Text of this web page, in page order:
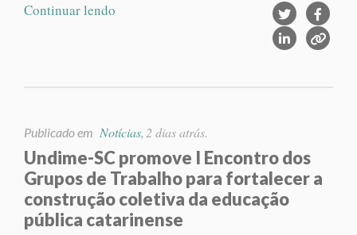
Continuar lendo
Publicado em Notícias, 2 dias atrás.
Undime-SC promove I Encontro dos
Grupos de Trabalho para fortalecer a
construção coletiva da educação
pública catarinense